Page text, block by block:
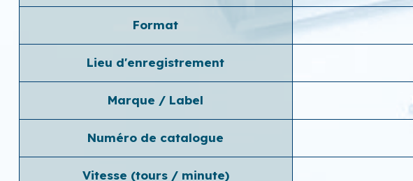
Format
Lieu d'enregistrement
Marque / Label
Numéro de catalogue
Vitesse (tours / minute)